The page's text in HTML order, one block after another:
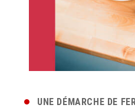
UNE DÉMARCHE DE